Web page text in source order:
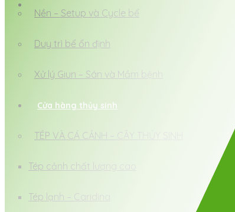
Nền – Setup và Cycle bể
Duy trì bể ổn định
Xử lý Giun – Sán và Mầm bệnh
Cửa hàng thủy sinh
TÉP VÀ CÁ CẢNH – CÂY THỦY SINH
Tép cảnh chất lượng cao
Tép lạnh – Caridina